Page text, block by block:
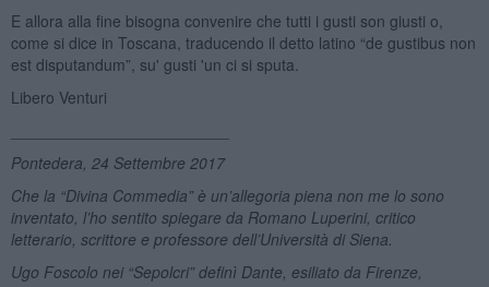
E allora alla fine bisogna convenire che tutti i gusti son giusti o,
come si dice in Toscana, traducendo il detto latino “de gustibus non
est disputandum”, su' gusti 'un ci si sputa.
Libero Venturi
Pontedera, 24 Settembre 2017
Che la “Divina Commedia” è un’allegoria piena non me lo sono
inventato, l’ho sentito spiegare da Romano Luperini, critico
letterario, scrittore e professore dell’Università di Siena.
Ugo Foscolo nei “Sepolcri” definì Dante, esiliato da Firenze,